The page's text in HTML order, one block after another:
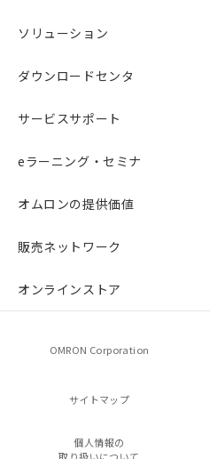
ソリューション
ダウンロードセンタ
サービスサポート
eラーニング・セミナ
オムロンの提供価値
販売ネットワーク
オンラインストア
OMRON Corporation
サイトマップ
個人情報の